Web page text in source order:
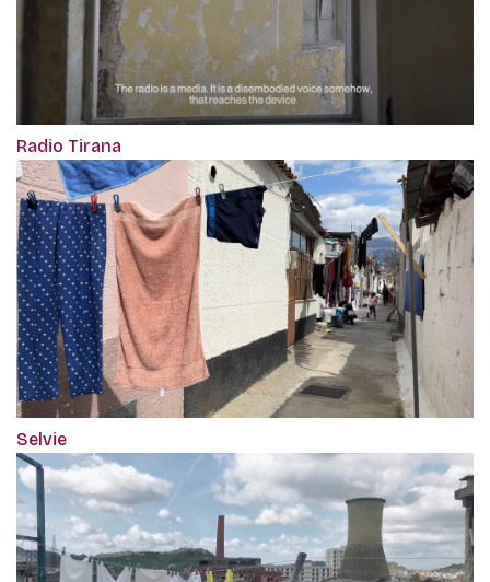
Radio Tirana
Selvie